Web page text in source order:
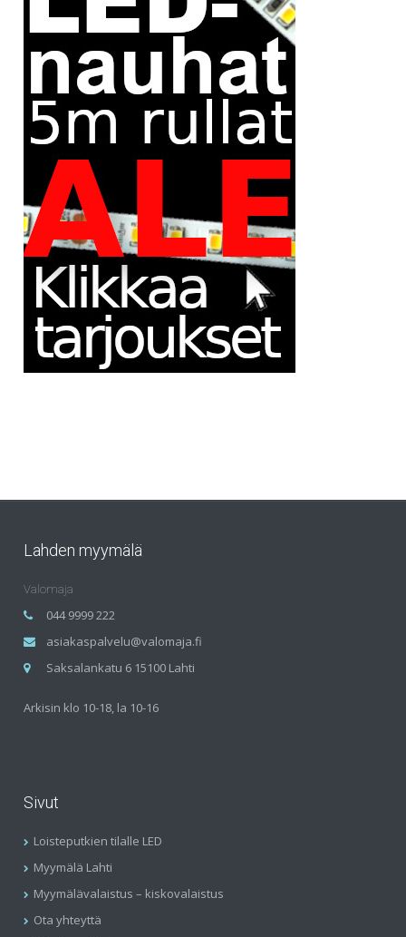
Lahden myymälä
Valomaja
044 9999 222
asiakaspalvelu@valomaja.fi
Saksalankatu 6 15100 Lahti
Arkisin klo 10-18, la 10-16
Sivut
Loisteputkien tilalle LED
Myymälä Lahti
Myymälävalaistus – kiskovalaistus
Ota yhteyttä